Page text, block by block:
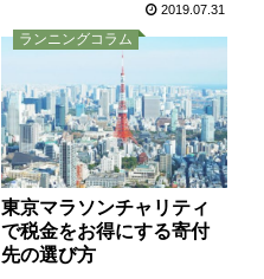
2019.07.31
ランニングコラム
東京マラソンチャリティ
で税金をお得にする寄付
先の選び方